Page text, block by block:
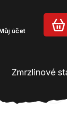
účet
Zmrzlinové